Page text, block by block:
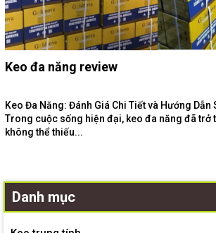
Keo đa năng review
Keo Đa Năng: Đánh Giá Chi Tiết và Hướng Dẫn
Trong cuộc sống hiện đại, keo đa năng đã trở
không thể thiếu...
Danh mục